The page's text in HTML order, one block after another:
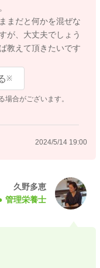
まだと何かを混ぜな
が、大丈夫でしょう
教えて頂きたいです
※
合がございます。
2024/5/14 19:00
久野多恵
管理栄養士